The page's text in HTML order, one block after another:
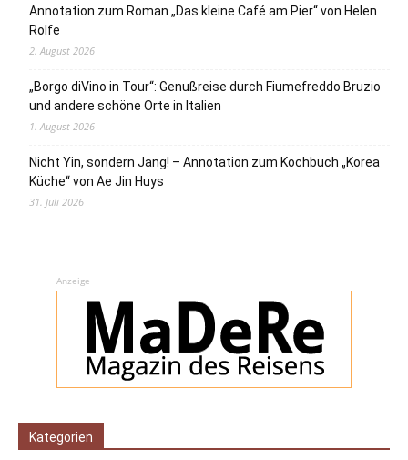
Annotation zum Roman „Das kleine Café am Pier“ von Helen
Rolfe
2. August 2026
„Borgo diVino in Tour“: Genußreise durch Fiumefreddo Bruzio
und andere schöne Orte in Italien
1. August 2026
Nicht Yin, sondern Jang! – Annotation zum Kochbuch „Korea
Küche“ von Ae Jin Huys
31. Juli 2026
Anzeige
Kategorien